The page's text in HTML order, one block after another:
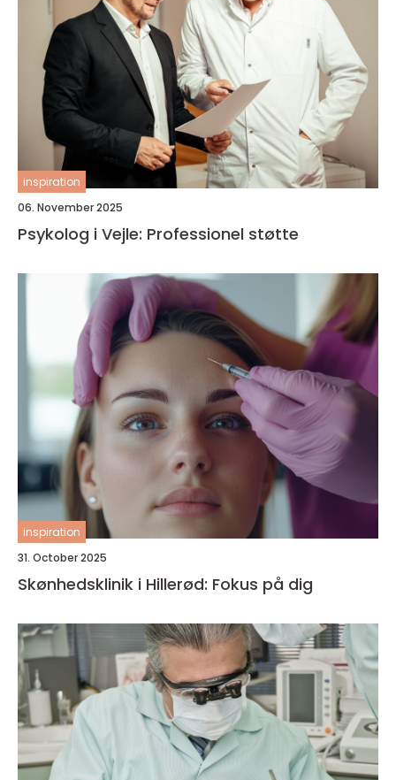
inspiration
06. November 2025
Psykolog i Vejle: Professionel støtte
inspiration
31. October 2025
Skønhedsklinik i Hillerød: Fokus på dig